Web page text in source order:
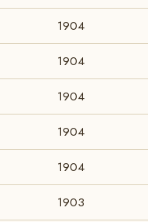
1904
1904
1904
1904
1904
1903